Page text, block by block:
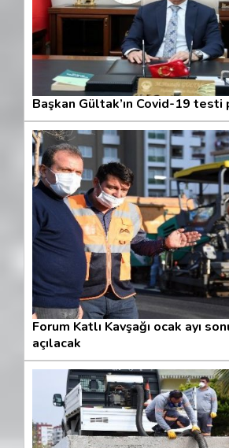
Başkan Gültak’ın Covid-19 testi
Forum Katlı Kavşağı ocak ayı
açılacak